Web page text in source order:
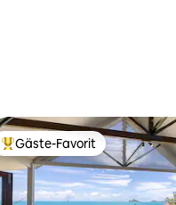
Beliebter Gäste-Favorit.
Gäste-Favorit